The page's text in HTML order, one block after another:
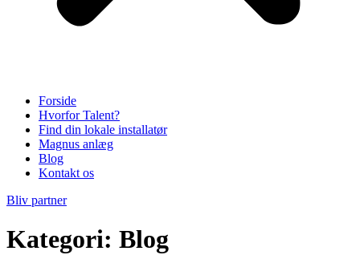
Forside
Hvorfor Talent?
Find din lokale installatør
Magnus anlæg
Blog
Kontakt os
Bliv partner
Kategori: Blog